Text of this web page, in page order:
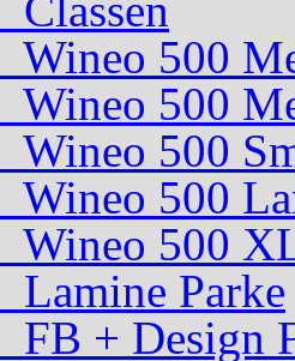
Wineo 500
Wineo 500
Wineo 500
Wineo 500
Wineo 500
Lamine Parke
FB + Design